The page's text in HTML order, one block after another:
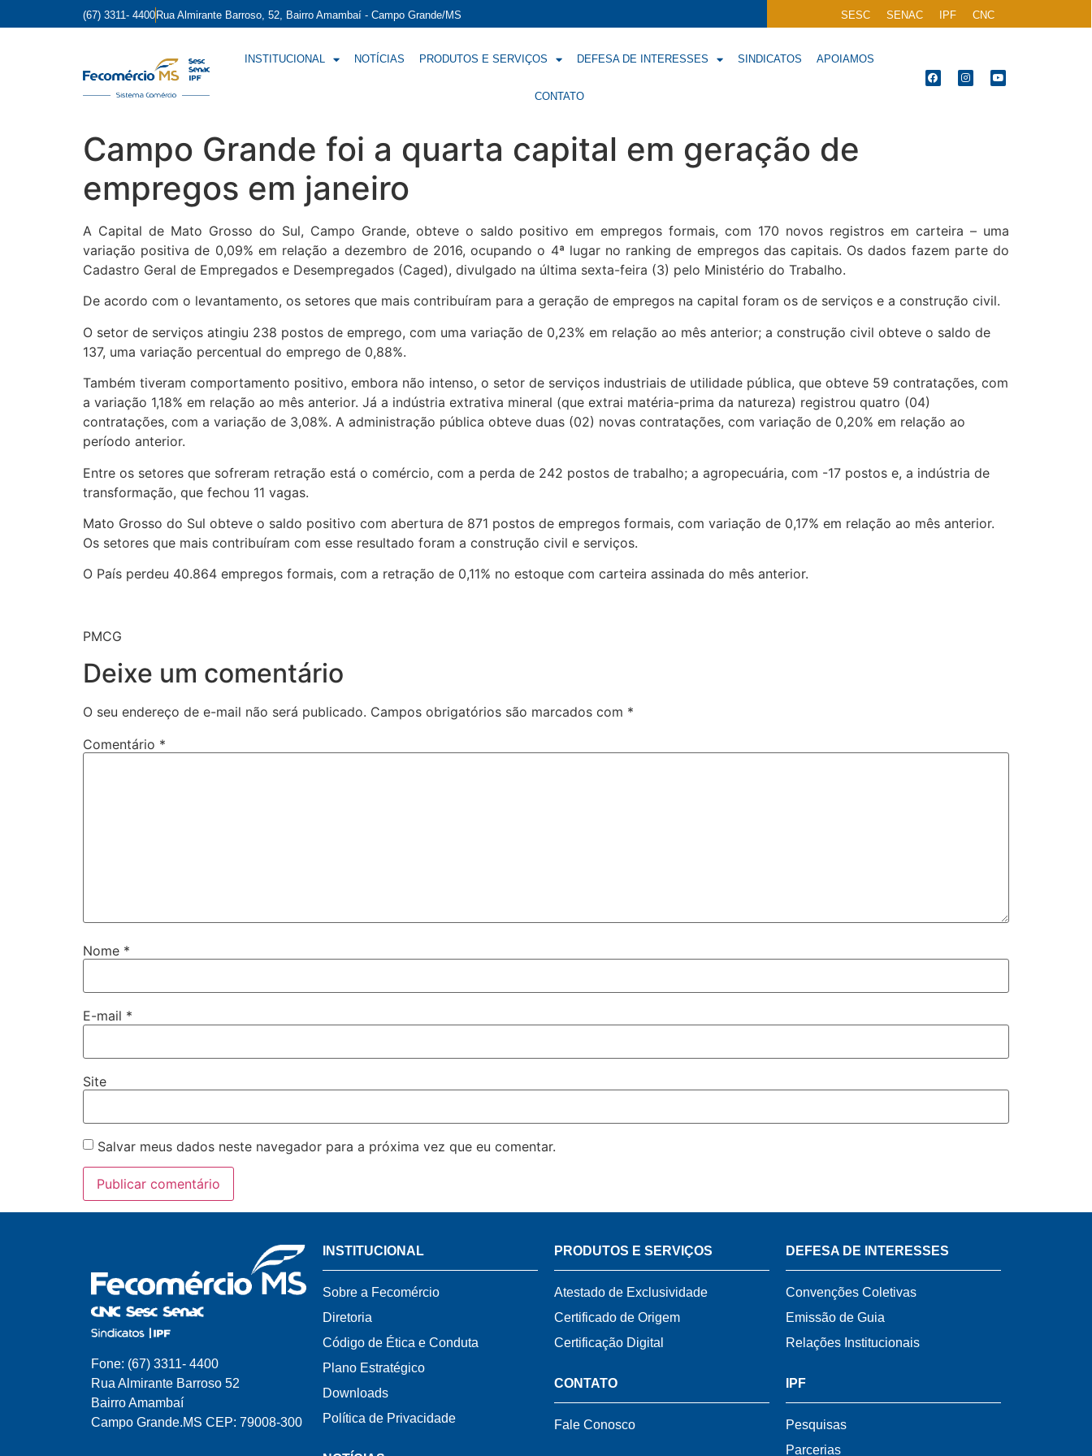
(67) 3311- 4400 Rua Almirante Barroso, 52, Bairro Amambaí - Campo Grande/MS SESC SENAC IPF CNC
INSTITUCIONAL NOTÍCIAS PRODUTOS E SERVIÇOS DEFESA DE INTERESSES SINDICATOS APOIAMOS
CONTATO
Campo Grande foi a quarta capital em geração de
empregos em janeiro
A Capital de Mato Grosso do Sul, Campo Grande, obteve o saldo positivo em empregos formais, com 170 novos registros em carteira – uma
variação positiva de 0,09% em relação a dezembro de 2016, ocupando o 4ª lugar no ranking de empregos das capitais. Os dados fazem parte do
Cadastro Geral de Empregados e Desempregados (Caged), divulgado na última sexta-feira (3) pelo Ministério do Trabalho.
De acordo com o levantamento, os setores que mais contribuíram para a geração de empregos na capital foram os de serviços e a construção civil.
O setor de serviços atingiu 238 postos de emprego, com uma variação de 0,23% em relação ao mês anterior; a construção civil obteve o saldo de
137, uma variação percentual do emprego de 0,88%.
Também tiveram comportamento positivo, embora não intenso, o setor de serviços industriais de utilidade pública, que obteve 59 contratações, com
a variação 1,18% em relação ao mês anterior. Já a indústria extrativa mineral (que extrai matéria-prima da natureza) registrou quatro (04)
contratações, com a variação de 3,08%. A administração pública obteve duas (02) novas contratações, com variação de 0,20% em relação ao
período anterior.
Entre os setores que sofreram retração está o comércio, com a perda de 242 postos de trabalho; a agropecuária, com -17 postos e, a indústria de
transformação, que fechou 11 vagas.
Mato Grosso do Sul obteve o saldo positivo com abertura de 871 postos de empregos formais, com variação de 0,17% em relação ao mês anterior.
Os setores que mais contribuíram com esse resultado foram a construção civil e serviços.
O País perdeu 40.864 empregos formais, com a retração de 0,11% no estoque com carteira assinada do mês anterior.
PMCG
Deixe um comentário
O seu endereço de e-mail não será publicado. Campos obrigatórios são marcados com *
Comentário *
Nome *
E-mail *
Site
Salvar meus dados neste navegador para a próxima vez que eu comentar.
Fone: (67) 3311- 4400
Rua Almirante Barroso 52
Bairro Amambaí
Campo Grande.MS CEP: 79008-300
INSTITUCIONAL
Sobre a Fecomércio
Diretoria
Código de Ética e Conduta
Plano Estratégico
Downloads
Política de Privacidade
PRODUTOS E SERVIÇOS
Atestado de Exclusividade
Certificado de Origem
Certificação Digital
CONTATO
Fale Conosco
DEFESA DE INTERESSES
Convenções Coletivas
Emissão de Guia
Relações Institucionais
IPF
Pesquisas
Parcerias